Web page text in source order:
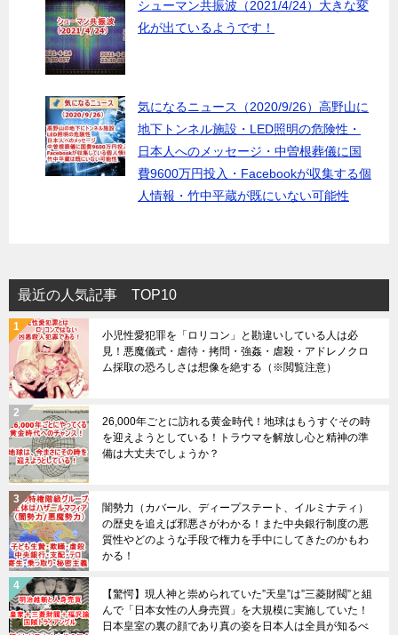
シューマン共振波（2021/4/24）大きな変
化が出ているようです！
気になるニュース（2020/9/26）高野山に
地下トンネル施設・LED照明の危険性・
日本人へのメッセージ・中曽根葬儀に国
費9600万円投入・Facebookが収集する個
人情報・竹中平蔵が既にいない可能性
最近の人気記事 TOP10
小児性愛犯罪を「ロリコン」と勘違いしている人は必
見！悪魔儀式・虐待・拷問・強姦・虐殺・アドレノクロ
ム採取の恐ろしさは想像を絶する（※閲覧注意）
26,000年ごとに訪れる黄金時代！地球はもうすぐその時
を迎えようとしている！トラウマを解放し心と精神の準
備は大丈夫でしょうか？
闇勢力（カバール、ディープステート、イルミナティ）
の歴史を追えば邪悪さがわかる！また中央銀行制度の悪
質性やどのような手段で権力を手中にしてきたのかもわ
かる！
【驚愕】現人神と崇められていた”天皇”は”三菱財閥”と組
んで「日本女性の人身売買」を大規模に実施していた！
日本皇室の裏の顔であり真の姿を日本人は全員が知るべ